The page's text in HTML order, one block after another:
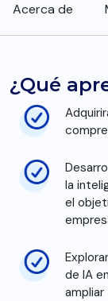
Acerca de
¿Qué
la
el
de IA